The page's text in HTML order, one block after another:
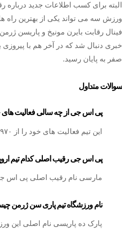
البته برای کسب اطلاعات جدید درباره
ورزش سه می تواند یکی از بهترین راه
فینال رقابت بایرن مونیخ و پاریسن
خبری دنبال شد که در آخر هم با پیروزی
صفر به پایان رسید.
سوالات متداول
پی اس جی از چه سالی فعالیت های
این تیم فعالیت های خود را از ۱۹۷۰ آغاز نمود.
پی اس جی رقیب اصلی کدام تیم
مارسی نام رقیب اصلی پی اس
نام ورزشگاه تیم پاری سن ژرمن
پارک ده پاریسی نام اصلی این